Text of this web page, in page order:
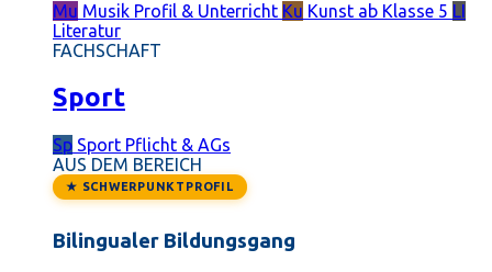
Mu Musik Profil & Unterricht Ku Kunst ab Klasse 5 LI
Literatur
FACHSCHAFT
Sport
Sp Sport Pflicht & AGs
AUS DEM BEREICH
★ SCHWERPUNKTPROFIL
Bilingualer Bildungsgang